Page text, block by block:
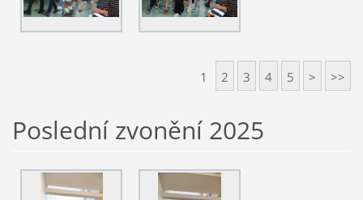
1 2 3 4 5 > >>
Poslední zvonění 2025